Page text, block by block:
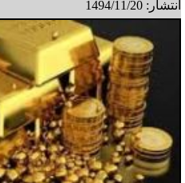
انتشار: 1494/11/20